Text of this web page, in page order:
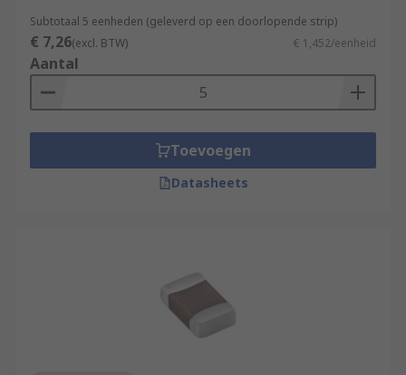
Subtotaal 5 eenheden (geleverd op een doorlopende strip)
€ 7,26(excl. BTW) € 1,452/eenheid
Aantal
Toevoegen
Datasheets